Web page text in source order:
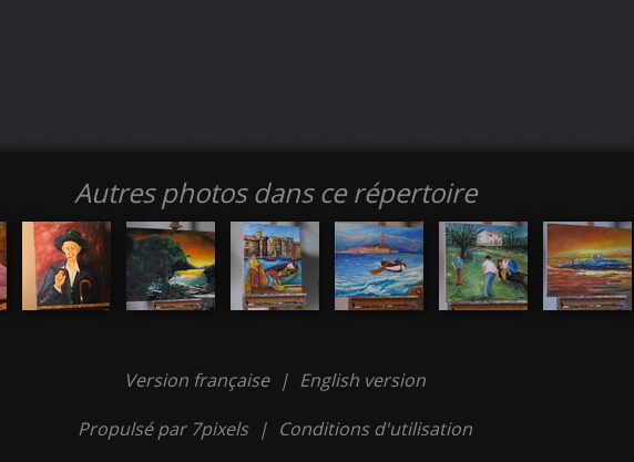
Autres photos dans ce répertoire
Version française | English version
Propulsé par 7pixels | Conditions d'utilisation